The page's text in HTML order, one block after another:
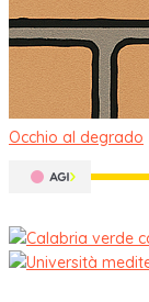
Occhio al degrado